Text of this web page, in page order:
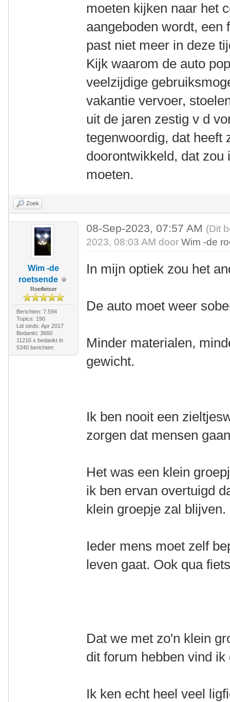
moeten kijken naar het
aangeboden wordt, een
past niet meer in deze
Kijk waarom de auto
veelzijdige
vakantie vervoer,
uit de jaren zestig v d
tegenwoordig, dat heeft
doorontwikkeld, dat
moeten.
Zoek
Wim -de
roetsende
Roeifietser
Berichten: 7.594
Topics: 190
Lid sinds: Apr 2017
Bedankt: 3660
11216 x bedankt in
5340 berichten
08-Sep-2023, 07:57 AM (Dit
2023, 08:03 AM doorWim -de
In mijn optiek zou het
De auto moet weer
Minder materialen,
gewicht.
Ik ben nooit een
zorgen dat mensen
Het was een klein
ik ben ervan overtuigd
klein groepje zal blijven.
Ieder mens moet zelf
leven gaat. Ook qua
Dat we met zo'n klein
dit forum hebben vind
Ik ken echt heel veel